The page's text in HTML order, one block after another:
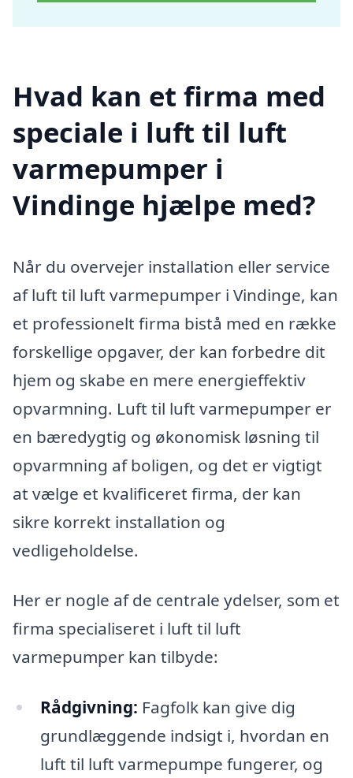
Hvad kan et firma med
speciale i luft til luft
varmepumper i
Vindinge hjælpe med?
Når du overvejer installation eller service
af luft til luft varmepumper i Vindinge, kan
et professionelt firma bistå med en række
forskellige opgaver, der kan forbedre dit
hjem og skabe en mere energieffektiv
opvarmning. Luft til luft varmepumper er
en bæredygtig og økonomisk løsning til
opvarmning af boligen, og det er vigtigt
at vælge et kvalificeret firma, der kan
sikre korrekt installation og
vedligeholdelse.
Her er nogle af de centrale ydelser, som et
firma specialiseret i luft til luft
varmepumper kan tilbyde:
Rådgivning: Fagfolk kan give dig
grundlæggende indsigt i, hvordan en
luft til luft varmepumpe fungerer, og